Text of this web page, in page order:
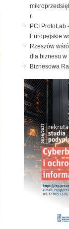
r.
PCI ProtoLab
Europejskie
Rzeszów
dla biznesu w
Biznesowa